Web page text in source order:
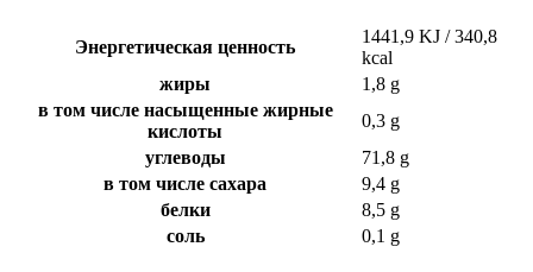
Энергетическая ценность
1441,9 KJ / 340,8
kcal
жиры
1,8 g
в том числе насыщенные жирные
кислоты
0,3 g
углеводы
71,8 g
в том числе сахара
9,4 g
белки
8,5 g
соль
0,1 g